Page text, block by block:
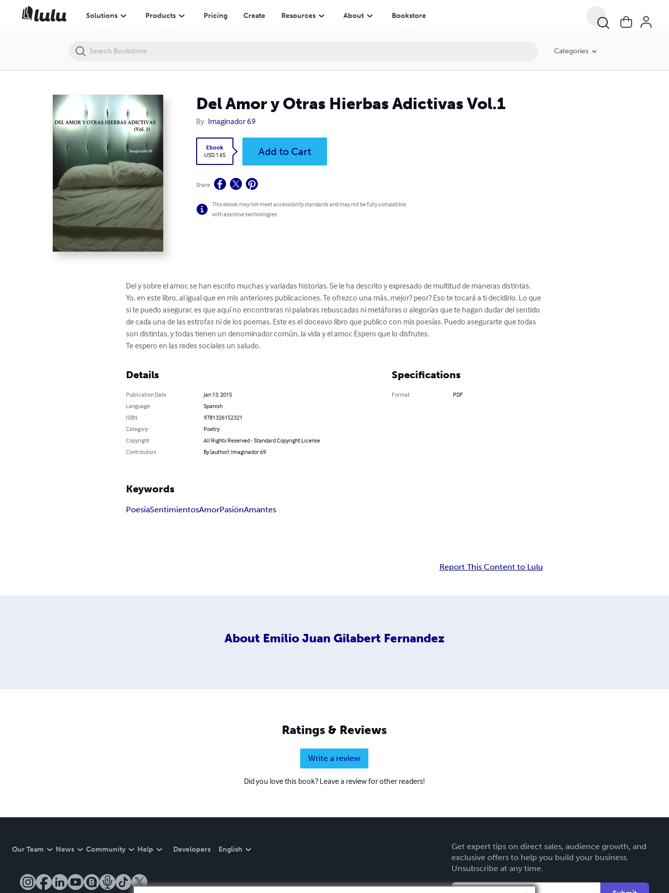
Solutions Products Pricing Create Resources About Bookstore
Categories
Del Amor y Otras Hierbas Adictivas Vol.1
By Imaginador 69
Ebook
USD 1.65
Add to Cart
Share
This ebook may not meet accessibility standards and may not be fully compatible
with assistive technologies.
Del y sobre el amor, se han escrito muchas y variadas historias. Se le ha descrito y expresado de multitud de maneras distintas.
Yo, en este libro, al igual que en mis anteriores publicaciones. Te ofrezco una más, mejor? peor? Eso te tocará a ti decidirlo. Lo que
si te puedo asegurar, es que aquí no encontraras ni palabras rebuscadas ni metáforas o alegorías que te hagan dudar del sentido
de cada una de las estrofas ni de los poemas. Este es el doceavo libro que publico con mis poesías. Puedo asegurarte que todas
son distintas, y todas tienen un denominador común, la vida y el amor. Espero que lo disfrutes.
Te espero en las redes sociales un saludo.
Details
Publication Date
Jan 13, 2015
Language
Spanish
ISBN
9781326152321
Category
Poetry
Copyright
All Rights Reserved - Standard Copyright License
Contributors
By (author): Imaginador 69
Specifications
Format PDF
Keywords
PoesiaSentimientosAmorPasiónAmantes
Report This Content to Lulu
About Emilio Juan Gilabert Fernandez
Ratings & Reviews
Write a review
Did you love this book? Leave a review for other readers!
Our Team News Community Help Developers English
Get expert tips on direct sales, audience growth, and
exclusive offers to help you build your business.
Unsubscribe at any time.
Del Amor y Otras Hierbas Adictivas Vol.1